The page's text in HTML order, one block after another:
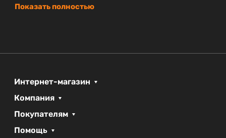
15 см) делают кнопку отлично вписывающейся в
сроком 2 года, что подтверждает высокое
данная модель, славится своим современным
дизайном и практичностью, что делает её
отличным выбором для любого санузла.
Кнопка смыва BelBagno SFERA BB015-SR-
Показать полностью
Интернет-магазин
Компания
Покупателям
Помощь